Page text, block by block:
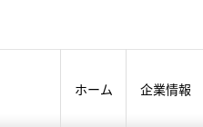
ホーム 企業情報